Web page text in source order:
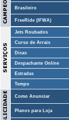
Brasileiro
FreeRide (IFWA)
Jets Roubados
Curso de Arrais
Dicas
Despachante Online
Estradas
Tempo
Como Anunciar
Planos para Loja